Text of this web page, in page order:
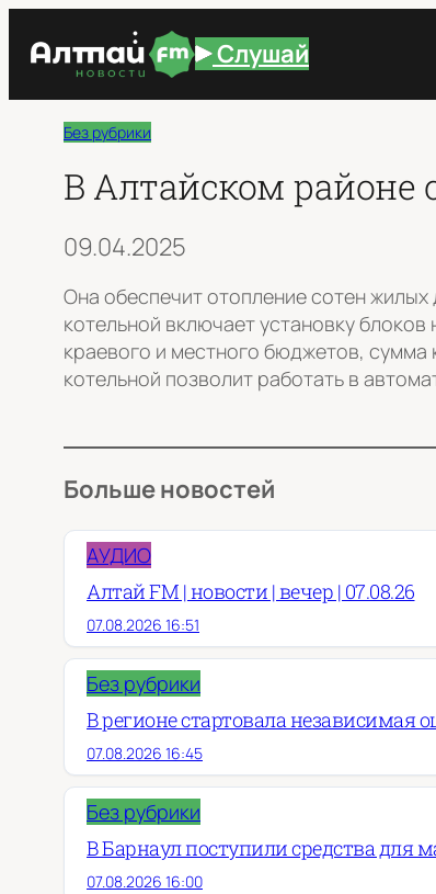
Слушай
Без рубрики
В Алтайском районе
09.04.2025
Она обеспечит отопление сотен
котельной включает установку
краевого и местного бюджетов, сумма
котельной позволит работать в
Больше новостей
АУДИО
Алтай FM | новости | вечер | 07.08.26
07.08.2026 16:51
Без рубрики
В регионе стартовала независимая
07.08.2026 16:45
Без рубрики
В Барнаул поступили средства для
07.08.2026 16:00